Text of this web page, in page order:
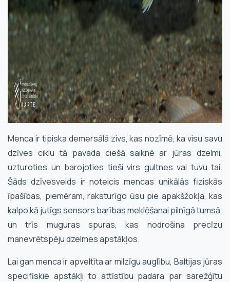
Menca ir tipiska demersālā zivs, kas nozīmē, ka visu savu
dzīves ciklu tā pavada ciešā saiknē ar jūras dzelmi,
uzturoties un barojoties tieši virs gultnes vai tuvu tai.
Šāds dzīvesveids ir noteicis mencas unikālās fiziskās
īpašības, piemēram, raksturīgo ūsu pie apakšžokļa, kas
kalpo kā jutīgs sensors barības meklēšanai pilnīgā tumsā,
un trīs muguras spuras, kas nodrošina precīzu
manevrētspēju dzelmes apstākļos.
Lai gan menca ir apveltīta ar milzīgu auglību, Baltijas jūras
specifiskie apstākļi to attīstību padara par sarežģītu